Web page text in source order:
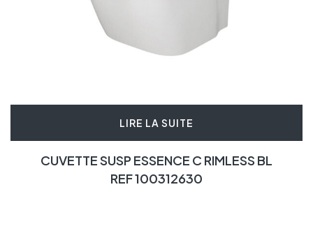
LIRE LA SUITE
CUVETTE SUSP ESSENCE C RIMLESS BL
REF 100312630